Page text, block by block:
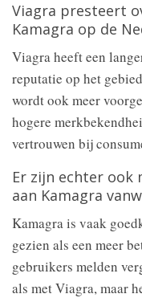
Viagra presteert
Kamagra op de
Viagra heeft een
reputatie op het
wordt ook meer
hogere
vertrouwen bij
Er zijn echter ook
aan Kamagra
Kamagra is vaak
gezien als een meer
gebruikers melden
als met Viagra, maar